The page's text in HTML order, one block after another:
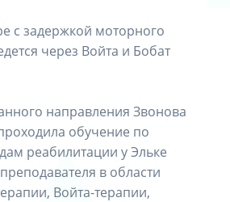
с задержкой моторного
через Войта и Бобат
направления Звонова
обучение по
реабилитации у Эльке
в области
Войта-терапии,